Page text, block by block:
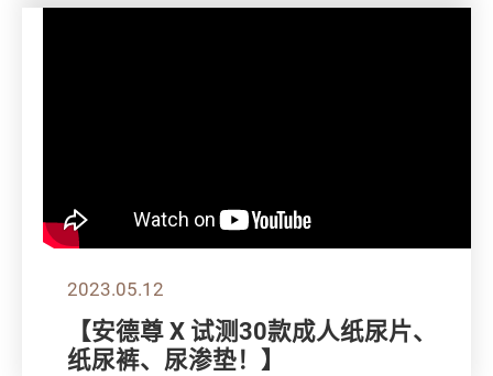
2023.05.12
【安德尊 X 试测30款成人纸尿片、
纸尿裤、尿渗垫！】